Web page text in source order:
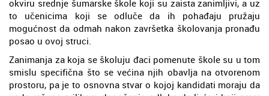
okviru srednje šumarske škole koji su zaista zanimljivi, a uz
to učenicima koji se odluče da ih pohađaju pružaju
mogućnost da odmah nakon završetka školovanja pronađu
posao u ovoj struci.
Zanimanja za koja se školuju đaci pomenute škole su u tom
smislu specifična što se većina njih obavlja na otvorenom
prostoru, pa je to osnovna stvar o kojoj kandidati moraju da